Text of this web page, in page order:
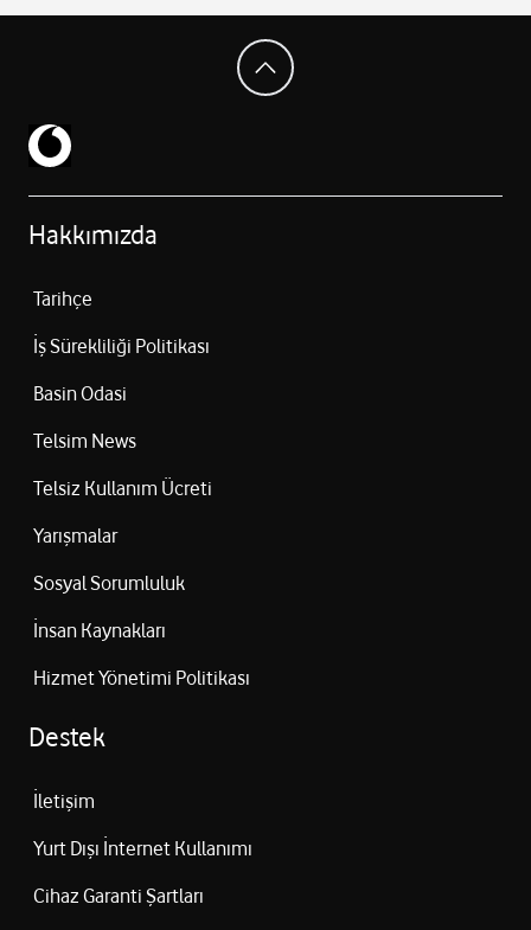
Hakkımızda
Tarihçe
İş Sürekliliği Politikası
Basin Odasi
Telsim News
Telsiz Kullanım Ücreti
Yarışmalar
Sosyal Sorumluluk
İnsan Kaynakları
Hizmet Yönetimi Politikası
Destek
İletişim
Yurt Dışı İnternet Kullanımı
Cihaz Garanti Şartları